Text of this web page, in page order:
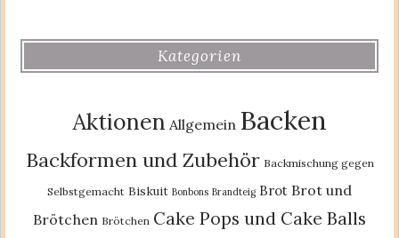
Kategorien
Aktionen Allgemein Backen
Backformen und Zubehör Backmischung gegen
Selbstgemacht Biskuit Bonbons Brandteig Brot Brot und
Brötchen Brötchen Cake Pops und Cake Balls